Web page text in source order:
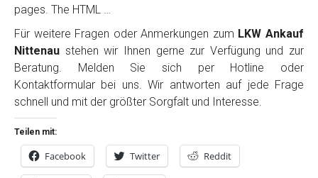
pages. The HTML …
Für weitere Fragen oder Anmerkungen zum LKW Ankauf
Nittenau stehen wir Ihnen gerne zur Verfügung und zur
Beratung. Melden Sie sich per Hotline oder
Kontaktformular bei uns. Wir antworten auf jede Frage
schnell und mit der größter Sorgfalt und Interesse.
Teilen mit:
Facebook Twitter Reddit